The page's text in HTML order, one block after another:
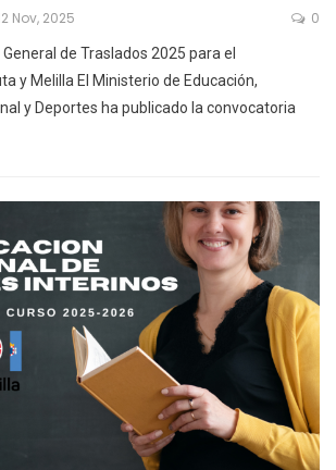
Nov, 2025 0
de Traslados 2025 para el
y Melilla El Ministerio de Educación,
y Deportes ha publicado la convocatoria